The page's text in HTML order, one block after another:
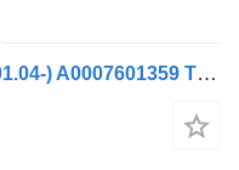
Mercedes-Benz Atego 2 1223 (01.04-) A0007601359 Türgriff für Mercedes-Benz Atego, Atego 2, Atego 3 (1996-) Sattelzugmaschine